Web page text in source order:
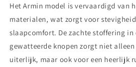
Het Armin model is vervaardigd van
materialen, wat zorgt voor
slaapcomfort. De zachte stoffering
gewatteerde knopen zorgt niet
uiterlijk, maar ook voor een heerlijk